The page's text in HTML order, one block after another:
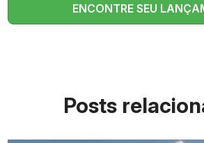
ENCONTRE SEU
Posts